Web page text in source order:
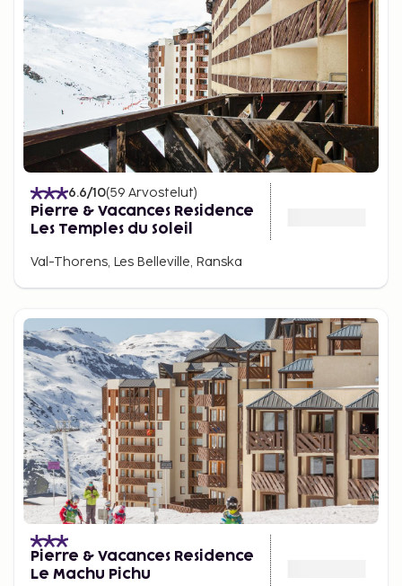
6.6/10(59 Arvostelut)
Pierre & Vacances Residence
Les Temples du Soleil
Val-Thorens, Les Belleville, Ranska
Pierre & Vacances Residence
Le Machu Pichu